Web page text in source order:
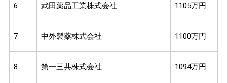
6 武田薬品工業株式会社 1105万円
7 中外製薬株式会社 1100万円
8 第一三共株式会社 1094万円